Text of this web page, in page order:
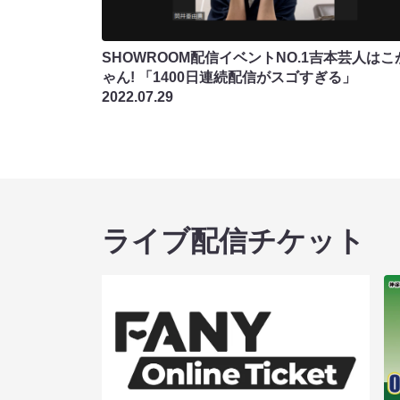
SHOWROOM配信イベントNO.1吉本芸人はこ
ゃん! 「1400日連続配信がスゴすぎる」
2022.07.29
ライブ配信チケット